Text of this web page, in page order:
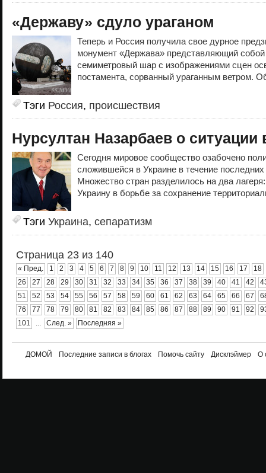
«Державу» сдуло ураганом
Теперь и Россия получила свое дурное
монумент «Держава» представляющий
семиметровый шар с изображениями сцен
постамента, сорванный ураганным ветром.
Тэги Россия, происшествия
Нурсултан Назарбаев о ситуации
Сегодня мировое сообщество озабочено
сложившейся в Украине в течение
Множество стран разделилось на два
Украину в борьбе за сохранение
Тэги Украина, сепаратизм
Страница 23 из 140
« Пред. 1 2 3 4 5 6 7 8 9 10 11 12 13 14 15 16 17
18
26
27 28 29 30 31 32 33 34 35 36 37 38 39 40 41 42
51
52 53 54 55 56 57 58 59 60 61 62 63 64 65 66 67
76
77 78 79 80 81 82 83 84 85 86 87 88 89 90 91 92
101
... След. » Последняя »
ДОМОЙ Последние записи в блогах Помочь сайту Дисклэймер О